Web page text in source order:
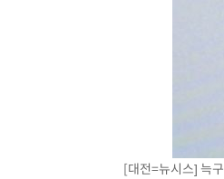
[대전=뉴시스] 늑